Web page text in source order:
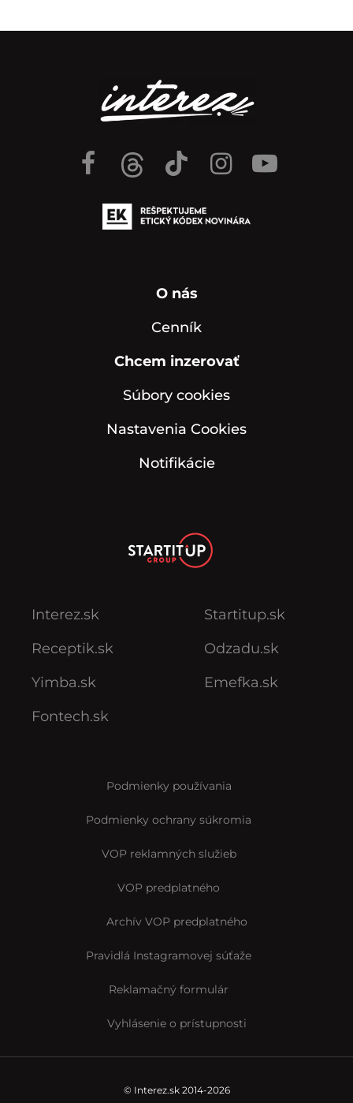
O nás
Cenník
Chcem inzerovať
Súbory cookies
Nastavenia Cookies
Notifikácie
Interez.sk
Receptik.sk
Yimba.sk
Fontech.sk
Startitup.sk
Odzadu.sk
Emefka.sk
Podmienky používania
Podmienky ochrany súkromia
VOP reklamných služieb
VOP predplatného
Archív VOP predplatného
Pravidlá Instagramovej súťaže
Reklamačný formulár
Vyhlásenie o prístupnosti
© Interez.sk 2014-2026